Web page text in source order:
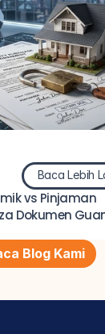
Baca Lebih
vs Pinjaman
Dokumen
Blog Kami